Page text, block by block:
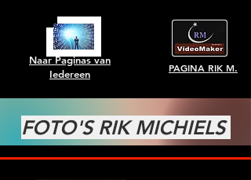
Naar Paginas van
Iedereen
PAGINA RIK M.
FOTO'S RIK MICHIELS